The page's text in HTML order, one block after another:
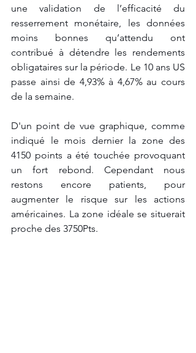
une validation de l’efficacité du
resserrement monétaire, les données
moins bonnes qu’attendu ont
contribué à détendre les rendements
obligataires sur la période. Le 10 ans US
passe ainsi de 4,93% à 4,67% au cours
de la semaine.
D'un point de vue graphique, comme
indiqué le mois dernier la zone des
4150 points a été touchée provoquant
un fort rebond. Cependant nous
restons encore patients, pour
augmenter le risque sur les actions
américaines. La zone idéale se situerait
proche des 3750Pts.